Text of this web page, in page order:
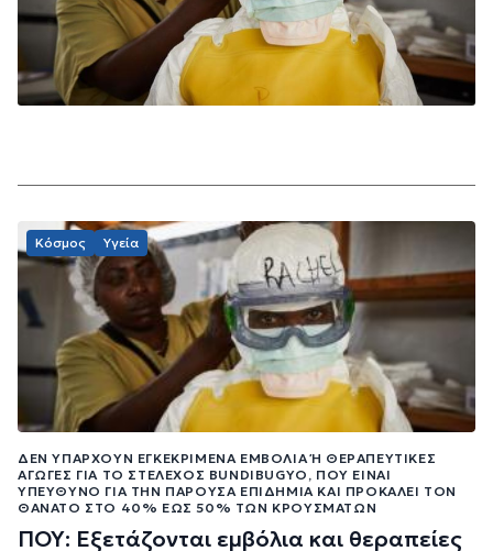
Κόσμος Υγεία
ΔΕΝ ΥΠΆΡΧΟΥΝ ΕΓΚΕΚΡΙΜΈΝΑ ΕΜΒΌΛΙΑ Ή ΘΕΡΑΠΕΥΤΙΚΈΣ Α
ΓΩΓΈΣ ΓΙΑ ΤΟ ΣΤΈΛΕΧΟΣ BUNDIBUGYO, ΠΟΥ ΕΊΝΑΙ Υ
ΠΕΎΘΥΝΟ ΓΙΑ ΤΗΝ ΠΑΡΟΎΣΑ ΕΠΙΔΗΜΊΑ ΚΑΙ ΠΡΟΚΑΛΕΊ ΤΟΝ Θ
ΆΝΑΤΟ ΣΤΟ 40% ΈΩΣ 50% ΤΩΝ ΚΡΟΥΣΜΆΤΩΝ
ΠΟΥ: Εξετάζονται εμβόλια και θεραπείες